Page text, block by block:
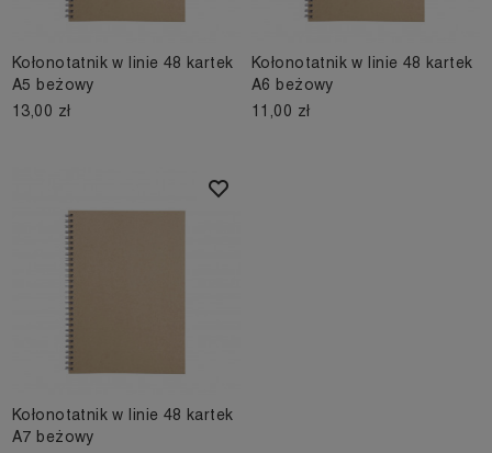
Kołonotatnik w linie 48 kartek
A5 beżowy
13,00 zł
Kołonotatnik w linie 48 kartek
A6 beżowy
11,00 zł
Kołonotatnik w linie 48 kartek
A7 beżowy